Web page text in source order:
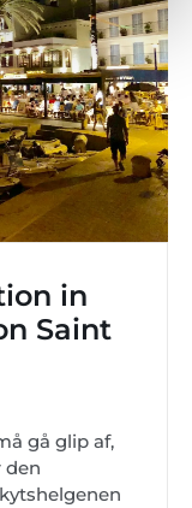
in
Saint
gå glip af,
den